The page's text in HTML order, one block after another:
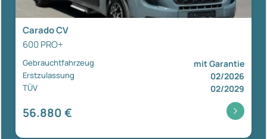
Carado CV
600 PRO+
Gebrauchtfahrzeug mit Garantie
Erstzulassung 02/2026
TÜV 02/2029
56.880 €